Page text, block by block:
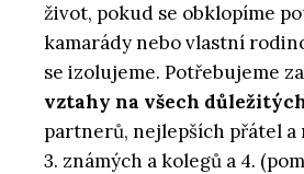
život, pokud se obklopíme
kamarády nebo vlastní
se izolujeme. Potřebujeme
vztahy na všech
partnerů, nejlepších přátel a
3. známých a kolegů a 4.